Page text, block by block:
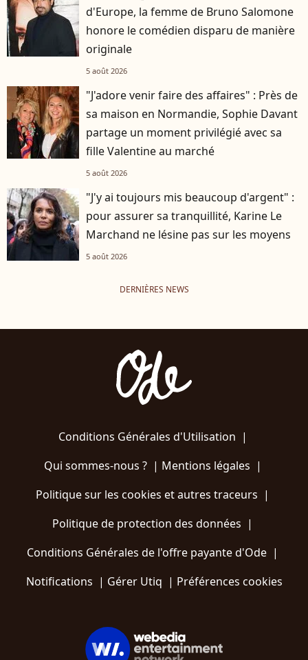
d'Europe, la femme de Bruno Salomone
honore le comédien disparu de manière
originale
5 août 2026
"J'adore venir faire des affaires" : Près de
sa maison en Normandie, Sophie Davant
partage un moment privilégié avec sa
fille Valentine au marché
5 août 2026
"J'y ai toujours mis beaucoup d'argent" :
pour assurer sa tranquillité, Karine Le
Marchand ne lésine pas sur les moyens
5 août 2026
DERNIÈRES NEWS
Conditions Générales d'Utilisation |
Qui sommes-nous ?| Mentions légales |
Politique sur les cookies et autres traceurs |
Politique de protection des données |
Conditions Générales de l'offre payante d'Ode |
Notifications | Gérer Utiq | Préférences cookies